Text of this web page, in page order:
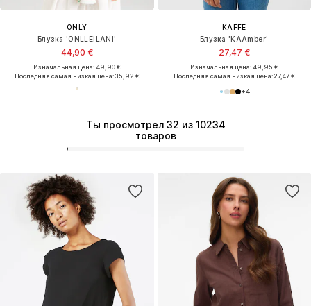
ONLY
Блузка 'ONLLEILANI'
44,90 €
Изначальная цена: 49,90 €
Последняя самая низкая цена:35,92 €
KAFFE
Блузка 'KAAmber'
27,47 €
Изначальная цена: 49,95 €
Последняя самая низкая цена:27,47 €
+4
Ты просмотрел 32 из 10234
товаров